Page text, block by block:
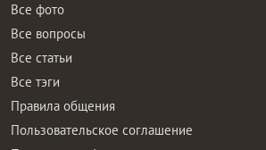
Все фото
Все вопросы
Все статьи
Все тэги
Правила общения
Пользовательское соглашение